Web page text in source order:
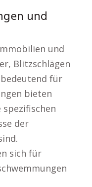
und
und
Blitzschlägen
für
bieten
der
sich für